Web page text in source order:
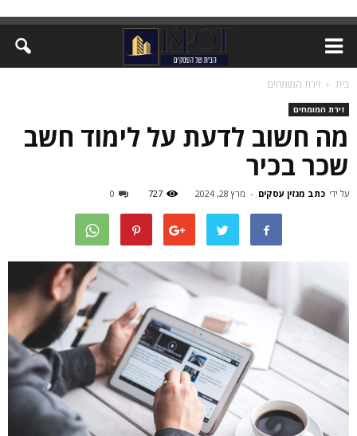
בית זירת המומחים
זירת המומחים
מה חשוב לדעת על לימוד חשב
שכר בכיר
על ידי כתב מגזין עסקים - מרץ 28, 2024 727
0